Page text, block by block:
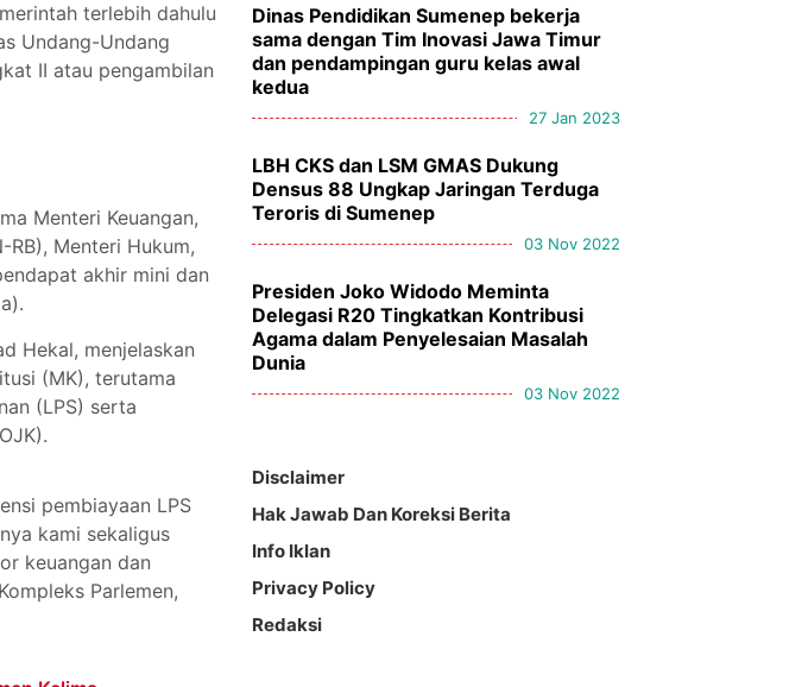
terlebih dahulu
Undang-Undang
II atau pengambilan
Menteri Keuangan,
Menteri Hukum,
akhir mini dan
Hekal, menjelaskan
(MK), terutama
(LPS) serta
pembiayaan LPS
kami sekaligus
keuangan dan
Parlemen,
Dinas Pendidikan Sumenep bekerja
sama dengan Tim Inovasi Jawa Timur
dan pendampingan guru kelas awal
kedua
27 Jan 2023
LBH CKS dan LSM GMAS Dukung
Densus 88 Ungkap Jaringan Terduga
Teroris di Sumenep
03 Nov 2022
Presiden Joko Widodo Meminta
Delegasi R20 Tingkatkan Kontribusi
Agama dalam Penyelesaian Masalah
Dunia
03 Nov 2022
Disclaimer
Hak Jawab Dan Koreksi Berita
Info Iklan
Privacy Policy
Redaksi